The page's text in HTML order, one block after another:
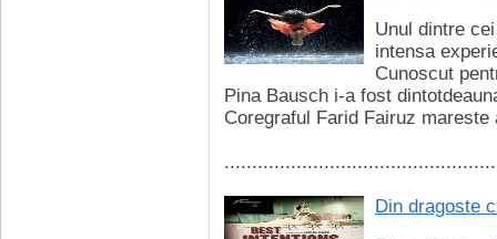
Unul dintre
intensa
Cunoscut
Pina Bausch i-a fost
Coregraful Farid Fairuz
Din dragoste